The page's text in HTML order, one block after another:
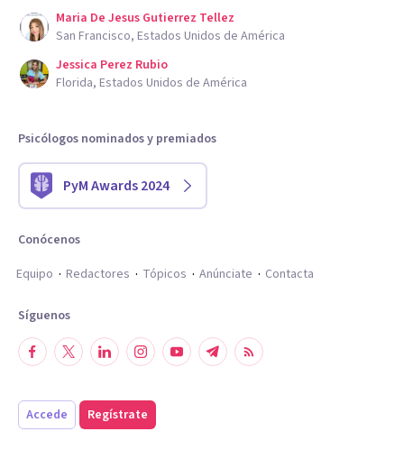
Maria De Jesus Gutierrez Tellez
San Francisco, Estados Unidos de América
Jessica Perez Rubio
Florida, Estados Unidos de América
Psicólogos nominados y premiados
PyM Awards 2024
Conócenos
Equipo
Redactores Tópicos Anúnciate Contacta
Síguenos
Accede Regístrate